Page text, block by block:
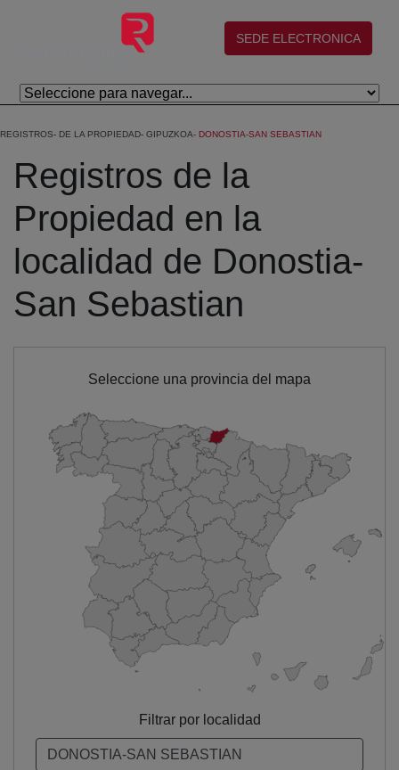
Skip to Main Content
(abre en nueva ventana)
SEDE ELECTRONICA
REGISTROS DE LA PROPIEDAD GIPUZKOA DONOSTIA-SAN SEBASTIAN
Registros de la
Propiedad en la
localidad de Donostia-
San Sebastian
Seleccione una provincia del mapa
Filtrar por localidad